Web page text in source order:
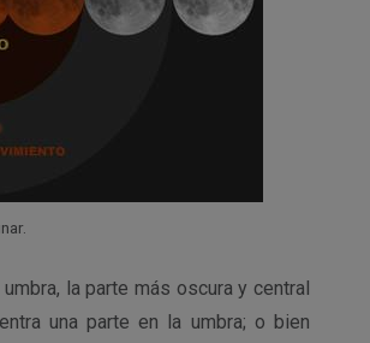
la parte más oscura y central
una parte en la umbra; o bien